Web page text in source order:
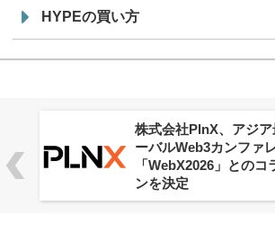
HYPEの買い方
株式会社PlnX、アジア
ーバルWeb3カンファ
「WebX2026」とのコ
ンを決定